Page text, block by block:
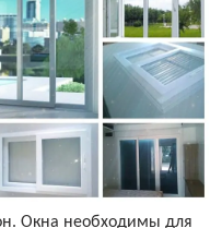
Окна необходимы для